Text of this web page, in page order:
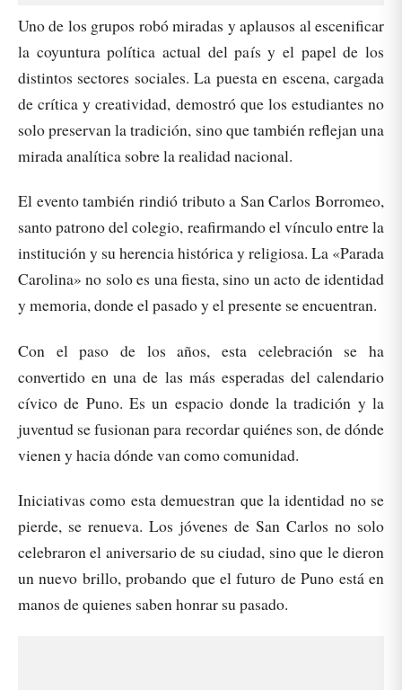
Uno de los grupos robó miradas y aplausos al escenificar
la coyuntura política actual del país y el papel de los
distintos sectores sociales. La puesta en escena, cargada
de crítica y creatividad, demostró que los estudiantes no
solo preservan la tradición, sino que también reflejan una
mirada analítica sobre la realidad nacional.
El evento también rindió tributo a San Carlos Borromeo,
santo patrono del colegio, reafirmando el vínculo entre la
institución y su herencia histórica y religiosa. La «Parada
Carolina» no solo es una fiesta, sino un acto de identidad
y memoria, donde el pasado y el presente se encuentran.
Con el paso de los años, esta celebración se ha
convertido en una de las más esperadas del calendario
cívico de Puno. Es un espacio donde la tradición y la
juventud se fusionan para recordar quiénes son, de dónde
vienen y hacia dónde van como comunidad.
Iniciativas como esta demuestran que la identidad no se
pierde, se renueva. Los jóvenes de San Carlos no solo
celebraron el aniversario de su ciudad, sino que le dieron
un nuevo brillo, probando que el futuro de Puno está en
manos de quienes saben honrar su pasado.